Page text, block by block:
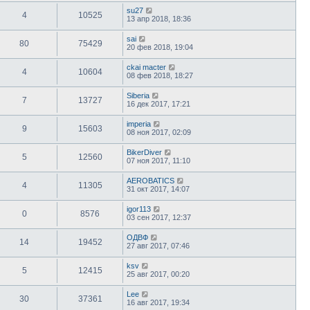
4 10525
su27
13 апр 2018, 18:36
80 75429
sai
20 фев 2018, 19:04
4 10604
ckai macter
08 фев 2018, 18:27
7 13727
Siberia
16 дек 2017, 17:21
9 15603
imperia
08 ноя 2017, 02:09
5 12560
BikerDiver
07 ноя 2017, 11:10
4 11305
AEROBATICS
31 окт 2017, 14:07
0 8576
igor113
03 сен 2017, 12:37
14 19452
ОДВФ
27 авг 2017, 07:46
5 12415
ksv
25 авг 2017, 00:20
30 37361
Lee
16 авг 2017, 19:34